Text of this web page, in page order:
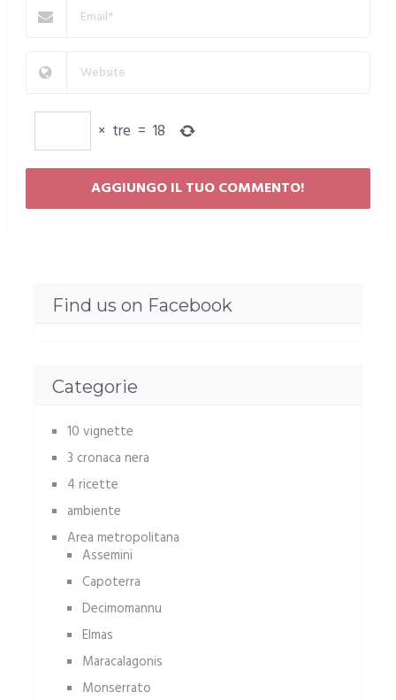
× tre = 18
Find us on Facebook
Categorie
10 vignette
3 cronaca nera
4 ricette
ambiente
Area metropolitana
Assemini
Capoterra
Decimomannu
Elmas
Maracalagonis
Monserrato